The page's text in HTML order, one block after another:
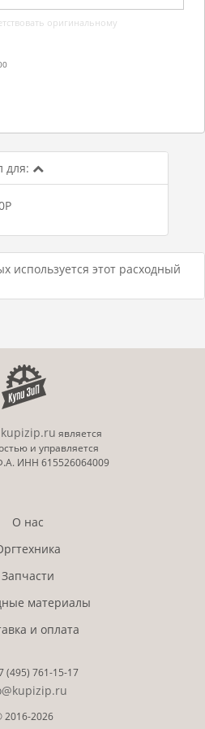
оригинальному
для:
используется этот расходный
является
и управляется
ИНН 615526064009
О нас
Запчасти
материалы
и оплата
(495) 761-15-17
2016-2026